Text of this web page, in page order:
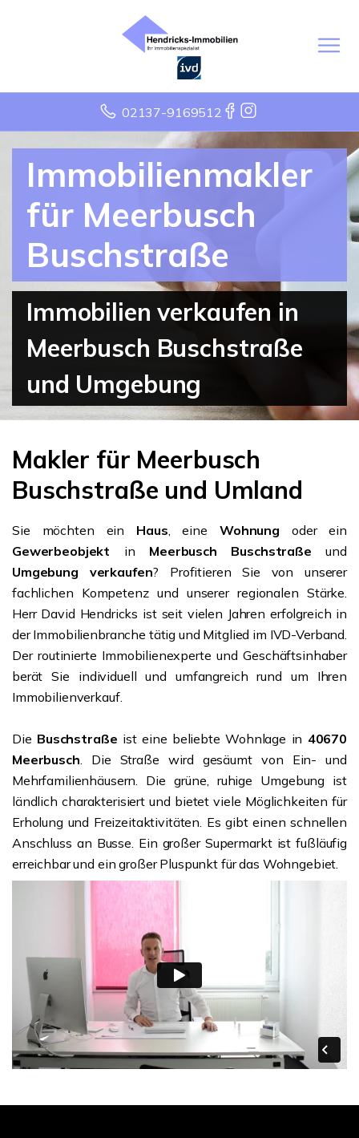
02137-9169512
Immobilienmakler
für Meerbusch
Buschstraße
Immobilien verkaufen in
Meerbusch Buschstraße
und Umgebung
Makler für Meerbusch
Buschstraße und Umland
Sie möchten ein Haus, eine Wohnung oder ein
Gewerbeobjekt in Meerbusch Buschstraßeund
Umgebung verkaufen? Profitieren Sie von unserer
fachlichen Kompetenz und unserer regionalen Stärke.
Herr David Hendricks ist seit vielen Jahren erfolgreich in
der Immobilienbranche tätig und Mitglied im IVD-Verband.
Der routinierte Immobilienexperte und Geschäftsinhaber
berät Sie individuell und umfangreich rund um Ihren
Immobilienverkauf.
Die Buschstraße ist eine beliebte Wohnlage in 40670
Meerbusch. Die Straße wird gesäumt von Ein- und
Mehrfamilienhäusern. Die grüne, ruhige Umgebung ist
ländlich charakterisiert und bietet viele Möglichkeiten für
Erholung und Freizeitaktivitäten. Es gibt einen schnellen
Anschluss an Busse. Ein großer Supermarkt ist fußläufig
erreichbar und ein großer Pluspunkt für das Wohngebiet.